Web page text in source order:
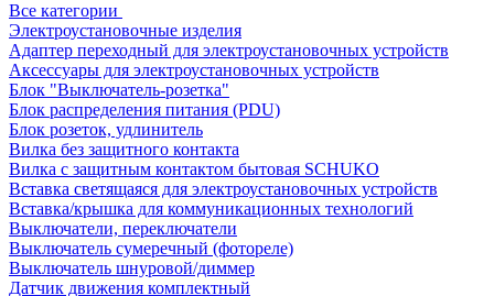
Все категории
Электроустановочные изделия
Адаптер переходный для электроустановочных устройств
Аксессуары для электроустановочных устройств
Блок "Выключатель-розетка"
Блок распределения питания (PDU)
Блок розеток, удлинитель
Вилка без защитного контакта
Вилка с защитным контактом бытовая SCHUKO
Вставка светящаяся для электроустановочных устройств
Вставка/крышка для коммуникационных технологий
Выключатели, переключатели
Выключатель сумеречный (фотореле)
Выключатель шнуровой/диммер
Датчик движения комплектный